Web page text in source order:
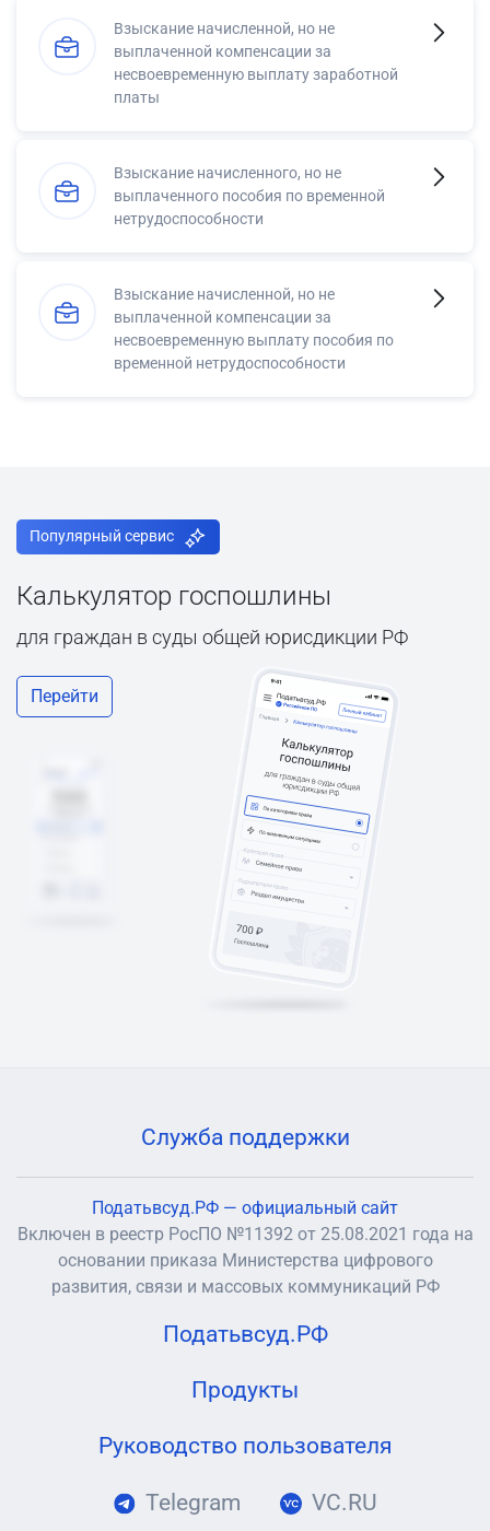
Взыскание начисленной, но не
выплаченной компенсации за
несвоевременную выплату заработной
платы
Взыскание начисленного, но не
выплаченного пособия по временной
нетрудоспособности
Взыскание начисленной, но не
выплаченной компенсации за
несвоевременную выплату пособия по
временной нетрудоспособности
Популярный сервис
Калькулятор госпошлины
для граждан в суды общей юрисдикции РФ
Перейти
Служба поддержки
Податьвсуд.РФ — официальный сайт
Включен в реестр РосПО №11392 от 25.08.2021 года на
основании приказа Министерства цифрового
развития, связи и массовых коммуникаций РФ
Податьвсуд.РФ
Продукты
Руководство пользователя
Telegram VC.RU